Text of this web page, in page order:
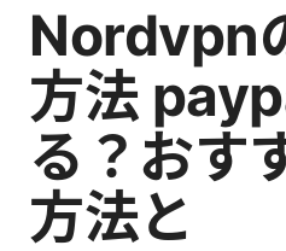
Nordvpn
方法
る？おす
方法と